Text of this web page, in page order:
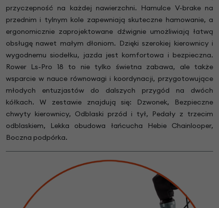
przyczepność na każdej nawierzchni. Hamulce V-brake na
przednim i tylnym kole zapewniają skuteczne hamowanie, a
ergonomicznie zaprojektowane dźwignie umożliwiają łatwą
obsługę nawet małym dłoniom. Dzięki szerokiej kierownicy i
wygodnemu siodełku, jazda jest komfortowa i bezpieczna.
Rower Ls-Pro 18 to nie tylko świetna zabawa, ale także
wsparcie w nauce równowagi i koordynacji, przygotowujące
młodych entuzjastów do dalszych przygód na dwóch
kółkach. W zestawie znajdują się: Dzwonek, Bezpieczne
chwyty kierownicy, Odblaski przód i tył, Pedały z trzecim
odblaskiem, Lekka obudowa łańcucha Hebie Chainlooper,
Boczna podpórka.